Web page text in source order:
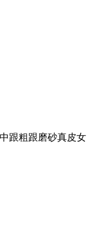
跟粗跟磨砂真皮女